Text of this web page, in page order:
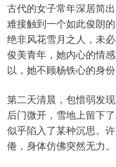
古代的女子常年深居简
难接触到一个如此俊朗
绝非风花雪月之人，未
俊美青年，她内心的情
以，她不顾杨铁心的身
第二天清晨，包惜弱发
后门微开，雪地上留下
似乎陷入了某种沉思。
倦，身体仿佛突然无力。